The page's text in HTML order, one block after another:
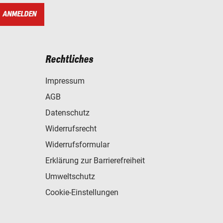
ANMELDEN
Rechtliches
Impressum
AGB
Datenschutz
Widerrufsrecht
Widerrufsformular
Erklärung zur Barrierefreiheit
Umweltschutz
Cookie-Einstellungen